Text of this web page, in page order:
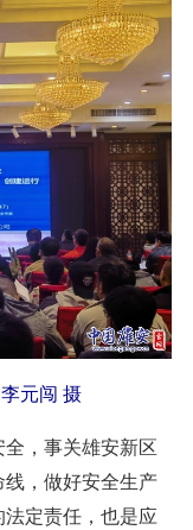
元闯 摄
，事关雄安新区
，做好安全生产
定责任，也是应